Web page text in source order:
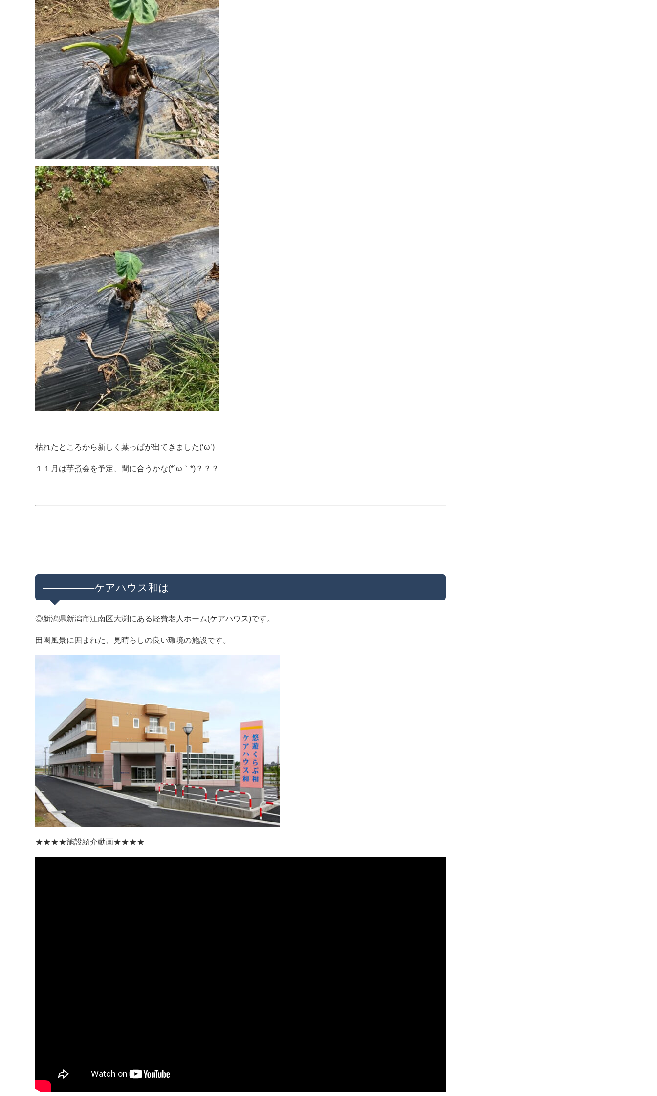
枯れたところから新しく葉っぱが出てきました(‘ω’)
１１月は芋煮会を予定、間に合うかな(*´ω｀*)？？？
—————ケアハウス和は
◎新潟県新潟市江南区大渕にある軽費老人ホーム(ケアハウス)です。
田園風景に囲まれた、見晴らしの良い環境の施設です。
★★★★施設紹介動画★★★★